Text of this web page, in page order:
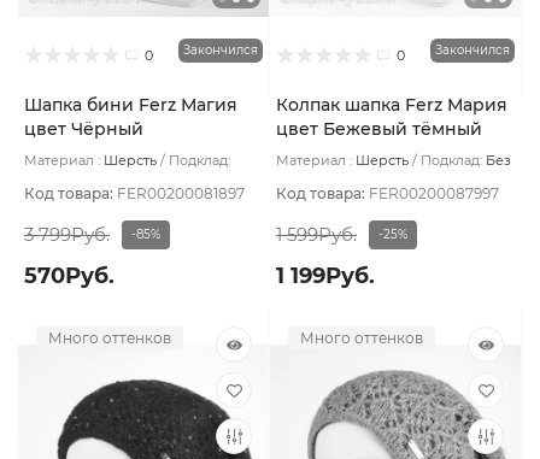
0 Закончился
Шапка бини Ferz Магия
цвет Чёрный
Материал : Шерсть
Подклад:
Код товара: FER00200081897
3 799Руб. -85%
570Руб.
0 Закончился
Колпак шапка Ferz Мария
цвет Бежевый тёмный
Материал : Шерсть Подклад: Без
Код товара: FER00200087997
1 599Руб. -25%
1 199Руб.
Много оттенков Много оттенков